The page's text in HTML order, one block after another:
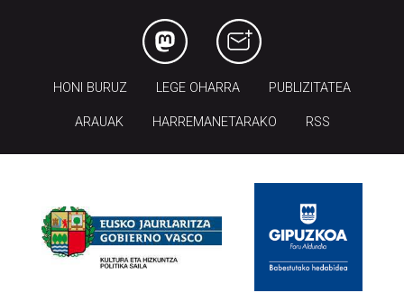
HONI BURUZ LEGE OHARRA PUBLIZITATEA
ARAUAK HARREMANETARAKO RSS